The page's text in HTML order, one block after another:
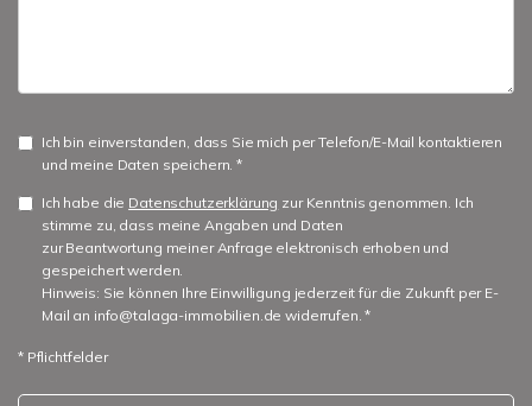
Ich bin einverstanden, dass Sie mich per Telefon/E-Mail kontaktieren
und meine Daten speichern. *
Ich habe die Datenschutzerklärung zur Kenntnis genommen. Ich
stimme zu, dass meine Angaben und Daten
zur Beantwortung meiner Anfrage elektronisch erhoben und
gespeichert werden.
Hinweis: Sie können Ihre Einwilligung jederzeit für die Zukunft per E-
Mail an info@talaga-immobilien.de widerrufen. *
* Pflichtfelder